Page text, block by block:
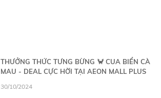
THƯỞNG THỨC TƯNG BỪNG 🦀 CUA BIỂN CÀ
MAU - DEAL CỰC HỜI TẠI AEON MALL PLUS
30/10/2024